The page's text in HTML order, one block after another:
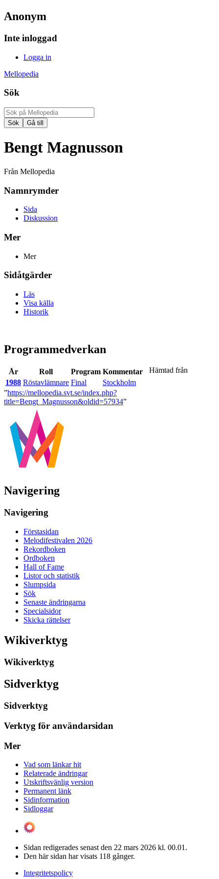
Anonym
Inte inloggad
Logga in
Mellopedia
Sök
Bengt Magnusson
Från Mellopedia
Namnrymder
Sida
Diskussion
Mer
Mer
Sidåtgärder
Läs
Visa källa
Historik
Programmedverkan
År Roll Program Kommentar
1988 Röstavlämnare Final Stockholm
Hämtad från
”https://mellopedia.svt.se/index.php?
title=Bengt_Magnusson&oldid=57934”
Navigering
Navigering
Förstasidan
Melodifestivalen 2026
Rekordboken
Ordboken
Hall of Fame
Listor och statistik
Slumpsida
Sök
Senaste ändringarna
Specialsidor
Skicka rättelser
Wikiverktyg
Wikiverktyg
Sidverktyg
Sidverktyg
Verktyg för användarsidan
Mer
Vad som länkar hit
Relaterade ändringar
Utskriftsvänlig version
Permanent länk
Sidinformation
Sidloggar
Sidan redigerades senast den 22 mars 2026 kl. 00.01.
Den här sidan har visats 118 gånger.
Integritetspolicy